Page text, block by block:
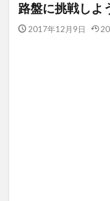
路盤に挑戦しよ
2017年12月9日